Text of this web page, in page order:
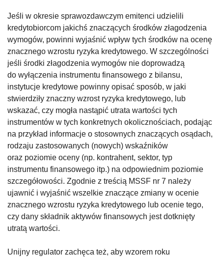
Jeśli w okresie sprawozdawczym emitenci udzielili
kredytobiorcom jakichś znaczących środków złagodzenia
wymogów, powinni wyjaśnić wpływ tych środków na ocenę
znacznego wzrostu ryzyka kredytowego. W szczególności
jeśli środki złagodzenia wymogów nie doprowadzą
do wyłączenia instrumentu finansowego z bilansu,
instytucje kredytowe powinny opisać sposób, w jaki
stwierdziły znaczny wzrost ryzyka kredytowego, lub
wskazać, czy mogła nastąpić utrata wartości tych
instrumentów w tych konkretnych okolicznościach, podając
na przykład informacje o stosownych znaczących osądach,
rodzaju zastosowanych (nowych) wskaźników
oraz poziomie oceny (np. kontrahent, sektor, typ
instrumentu finansowego itp.) na odpowiednim poziomie
szczegółowości. Zgodnie z treścią MSSF nr 7 należy
ujawnić i wyjaśnić wszelkie znaczące zmiany w ocenie
znacznego wzrostu ryzyka kredytowego lub ocenie tego,
czy dany składnik aktywów finansowych jest dotknięty
utratą wartości.
Unijny regulator zachęca też, aby wzorem roku